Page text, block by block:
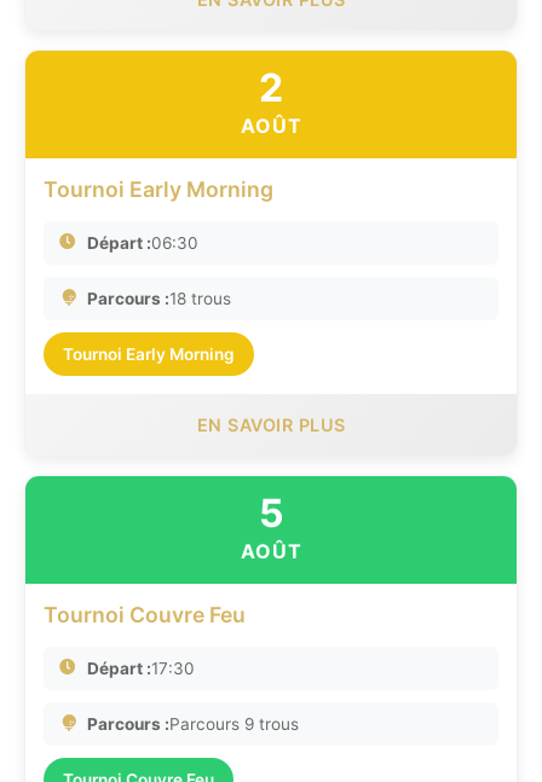
2
AOÛT
Tournoi Early Morning
Départ :06:30
Parcours :18 trous
Tournoi Early Morning
EN SAVOIR PLUS
5
AOÛT
Tournoi Couvre Feu
Départ :17:30
Parcours :Parcours 9 trous